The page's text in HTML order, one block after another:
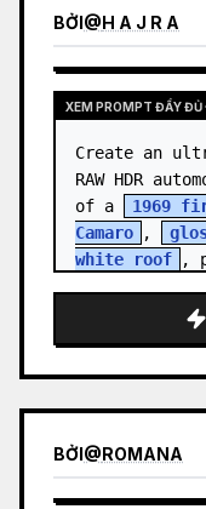
BỞI@H A J R A
XEM PROMPT ĐẦY ĐỦ
Create an
RAW HDR
of a
1969
Camaro
,
white roof
,
BỞI@ROMANA